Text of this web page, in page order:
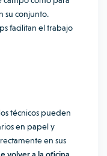
su conjunto.
facilitan el trabajo
técnicos pueden
en papel y
en sus